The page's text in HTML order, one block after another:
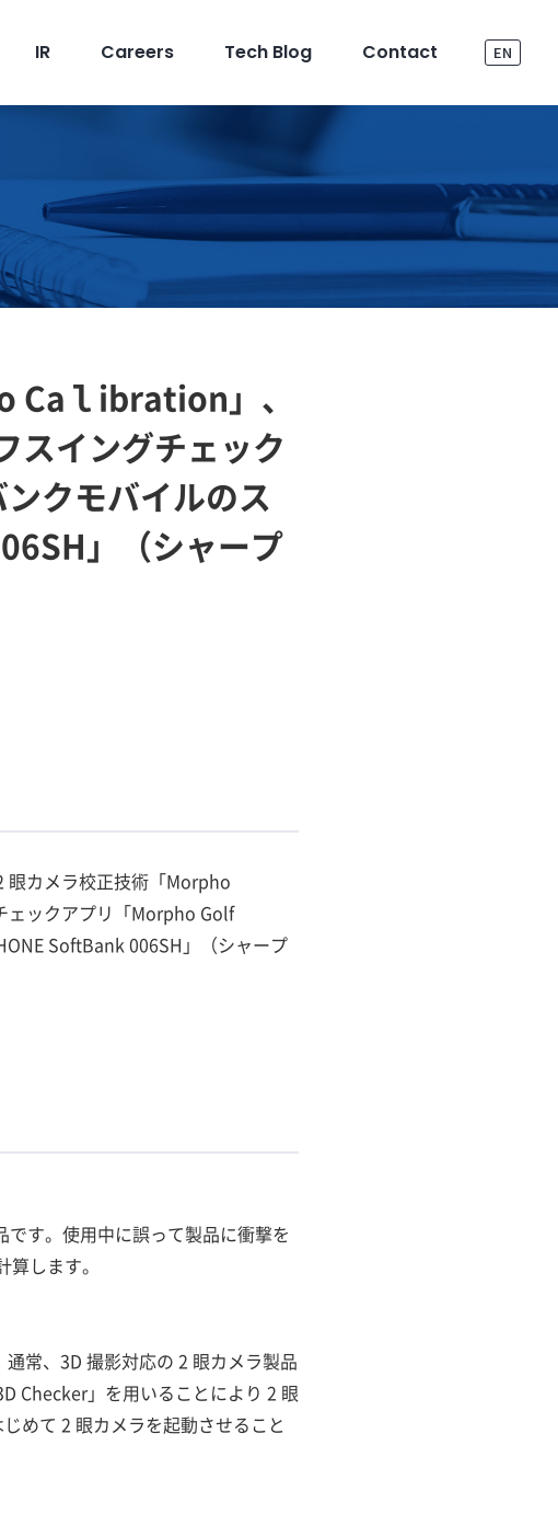
IR Careers Tech Blog Contact EN
Caｌibration」、
イングチェック
クモバイルのス
」（シャープ
眼カメラ校正技術「Morpho
ェックアプリ「Morpho Golf
SoftBank 006SH」（シャープ
す。使用中に誤って製品に衝撃を
します。
常、3D 撮影対応の 2 眼カメラ製品
Checker」を用いることにより 2 眼
めて 2 眼カメラを起動させること